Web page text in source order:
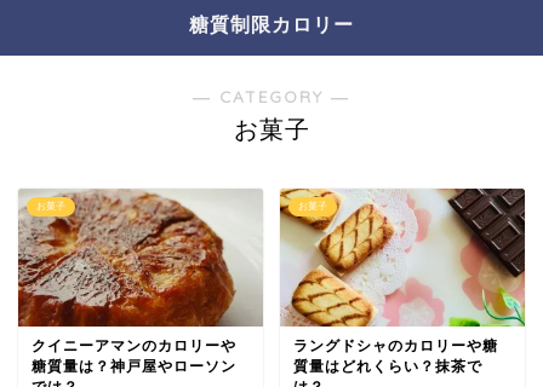
糖質制限カロリー
― CATEGORY ―
お菓子
お菓子
クイニーアマンのカロリーや
糖質量は？神戸屋やローソン
お菓子
ラングドシャのカロリーや糖
質量はどれくらい？抹茶で